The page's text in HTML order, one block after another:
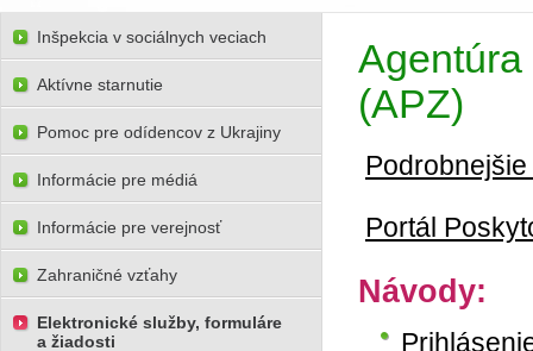
(APZ)
Portál
Návody:
Inšpekcia v sociálnych veciach
Aktívne starnutie
Pomoc pre odídencov z Ukrajiny
Informácie pre médiá
Informácie pre verejnosť
Zahraničné vzťahy
Elektronické služby, formuláre
a žiadosti